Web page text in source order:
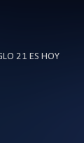
21 ES HOY